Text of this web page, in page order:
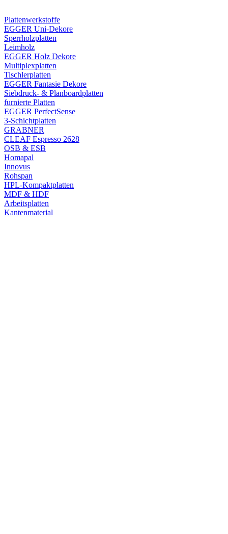
Plattenwerkstoffe
EGGER Uni-Dekore
Sperrholzplatten
Leimholz
EGGER Holz Dekore
Multiplexplatten
Tischlerplatten
EGGER Fantasie Dekore
Siebdruck- & Planboardplatten
furnierte Platten
EGGER PerfectSense
3-Schichtplatten
GRABNER
CLEAF Espresso 2628
OSB & ESB
Homapal
Innovus
Rohspan
HPL-Kompaktplatten
MDF & HDF
Arbeitsplatten
Kantenmaterial